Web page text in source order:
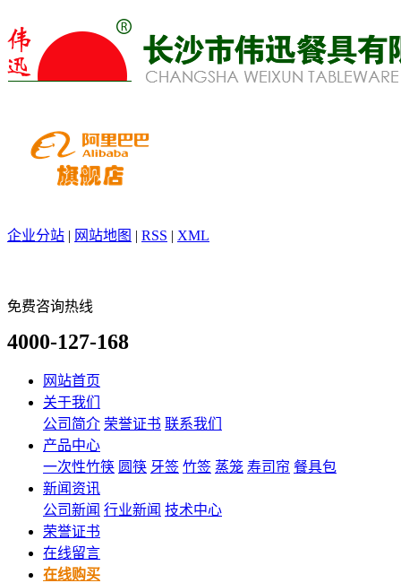
企业分站 | 网站地图 | RSS | XML
免费咨询热线
4000-127-168
网站首页
关于我们
公司简介 荣誉证书 联系我们
产品中心
一次性竹筷 圆筷 牙签 竹签 蒸笼 寿司帘 餐具包
新闻资讯
公司新闻 行业新闻 技术中心
荣誉证书
在线留言
在线购买